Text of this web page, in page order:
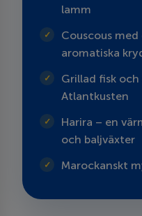
lamm
Couscous
aromatiska
Grillad fisk
Atlantkusten
Harira – en
och baljväxter
Marockanskt